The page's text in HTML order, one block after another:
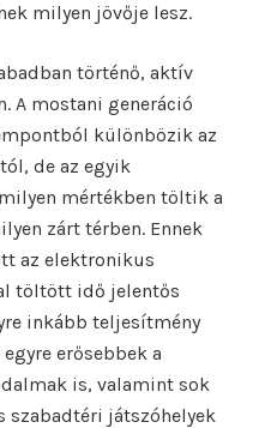
milyen jövője lesz.
történő, aktív
A mostani generáció
különbözik az
de az egyik
mértékben töltik a
zárt térben. Ennek
az elektronikus
töltött idő jelentős
inkább teljesítmény
erősebbek a
is, valamint sok
szabadtéri játszóhelyek